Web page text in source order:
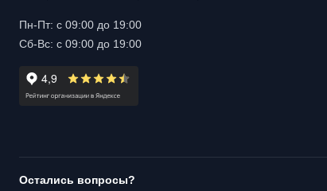
Пн-Пт: с 09:00 до 19:00
Сб-Вс: с 09:00 до 19:00
Остались вопросы?